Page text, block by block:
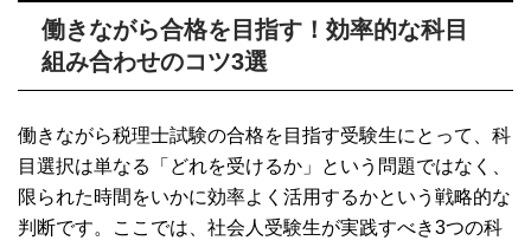
働きながら合格を目指す！効率的な科目
組み合わせのコツ3選
働きながら税理士試験の合格を目指す受験生にとって、科
目選択は単なる「どれを受けるか」という問題ではなく、
限られた時間をいかに効率よく活用するかという戦略的な
判断です。ここでは、社会人受験生が実践すべき3つの科